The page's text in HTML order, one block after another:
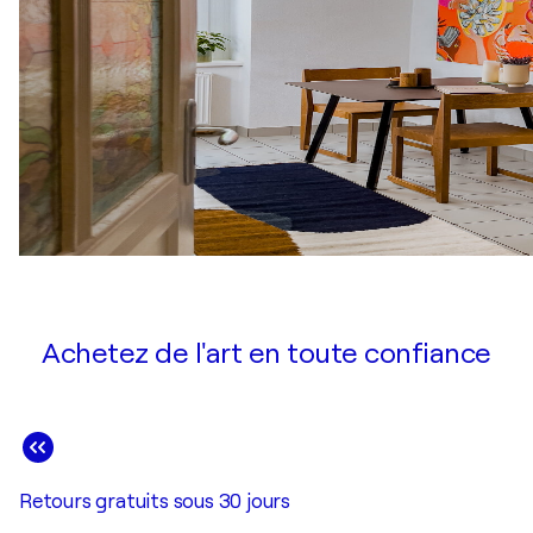
Achetez de l'art en toute confiance
Retours gratuits sous 30 jours